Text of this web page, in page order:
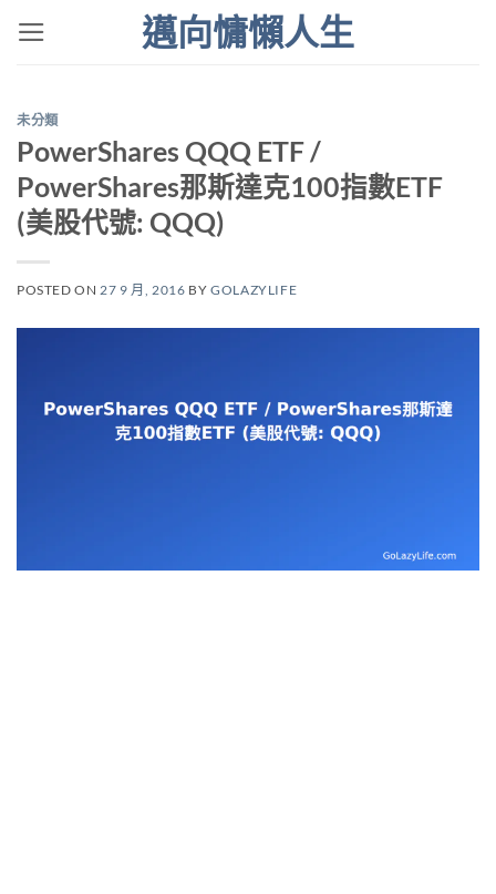
邁向慵懶人生
未分類
PowerShares QQQ ETF /
PowerShares那斯達克100指數ETF
(美股代號: QQQ)
POSTED ON27 9 月, 2016 BYGOLAZYLIFE